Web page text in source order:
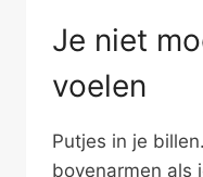
Je niet
voelen
Putjes in je
bovenarmen als